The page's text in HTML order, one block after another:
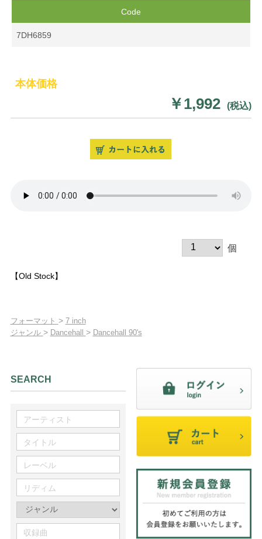
Code
7DH6859
本体価格
￥1,992 (税込)
個
【Old Stock】
フォーマット > 7 inch
ジャンル > Dancehall > Dancehall 90's
SEARCH